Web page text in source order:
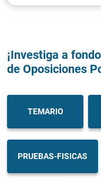
¡Investiga a
de Oposiciones
TEMARIO
PRUEBAS-FISICAS